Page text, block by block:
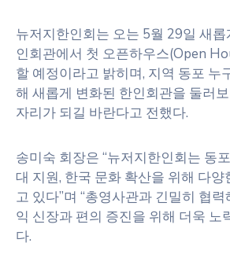
뉴저지한인회는 오는 5월 29일 새
인회관에서 첫 오픈하우스(Open
할 예정이라고 밝히며, 지역 동포 누
해 새롭게 변화된 한인회관을 둘러
자리가 되길 바란다고 전했다.
송미숙 회장은 “뉴저지한인회는 동
대 지원, 한국 문화 확산을 위해 다
고 있다”며 “총영사관과 긴밀히 협
익 신장과 편의 증진을 위해 더욱 노
다.